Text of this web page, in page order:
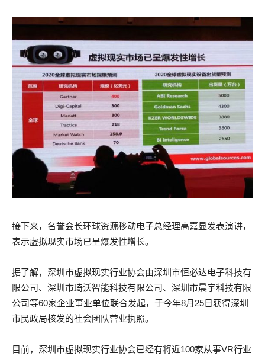
接下来，名誉会长环球资源移动电子总经理高嘉显发表演讲，
表示虚拟现实市场已呈爆发性增长。
据了解，深圳市虚拟现实行业协会由深圳市恒必达电子科技有
限公司、深圳市琦沃智能科技有限公司、深圳市晨宇科技有限
公司等60家企业事业单位联合发起，于今年8月25日获得深圳
市民政局核发的社会团队营业执照。
目前，深圳市虚拟现实行业协会已经有将近100家从事VR行业